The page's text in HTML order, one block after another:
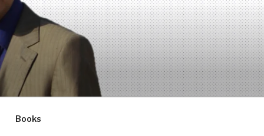
Books